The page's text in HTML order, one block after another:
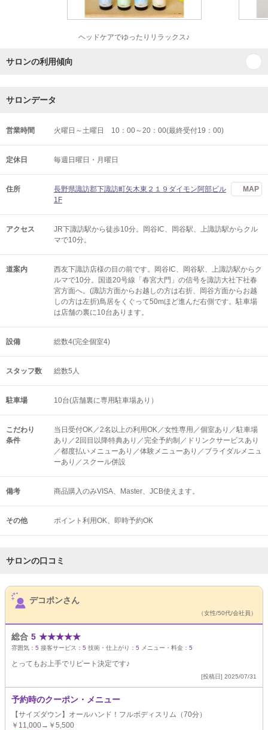
ヘッドケアでゆったりリラックス♪
サロンの利用傾向
サロンデータ
営業時間 火曜日～土曜日 10：00～20：00(最終受付19：00)
定休日 毎週日曜日・月曜日
住所
長野県諏訪郡下諏訪町矢木東２１９ダイモン阿部ビル
1F
MAP
アクセス
JR下諏訪駅から徒歩10分。岡谷IC、岡谷駅、上諏訪駅からクル
マで10分。
道案内
西友下諏訪店様の目の前です。岡谷IC、岡谷駅、上諏訪駅からク
ルマで10分。国道20号線「春宮大門」の信号を諏訪大社下社春
宮方面へ。(諏訪方面からお越しの方は右折、岡谷方面からお越
しの方は左折)鳥居をくぐって50mほど進んだ右側です。駐車場
は店舗の裏に10台あります。
設備 総数4(完全個室4)
スタッフ数 総数5人
駐車場 10台(店舗裏に専用駐車場あり）
こだわり
条件
当日受付OK／2名以上の利用OK／女性専用／個室あり／駐車場
あり／2回目以降特典あり／完全予約制／ドリンクサービスあり
／都度払いメニューあり／体験メニューあり／ブライダルメニュ
ーあり／スクール併設
備考 商品購入のみVISA、Master、JCB使えます。
その他 ポイント利用OK 即時予約OK
サロンの口コミ
サロンPick Up
デコポンさん
（女性/50代/会社員）
総合 5 ★★★★★
雰囲気： 5 接客サービス： 5 技術・仕上がり： 5 メニュー・料金： 5
とってもお上手でリピート決定です♪
[投稿日] 2025/07/31
予約時のクーポン・メニュー
【サイズダウン】オールハンド！フルボディスリム（70分）
￥11,000→￥5,500